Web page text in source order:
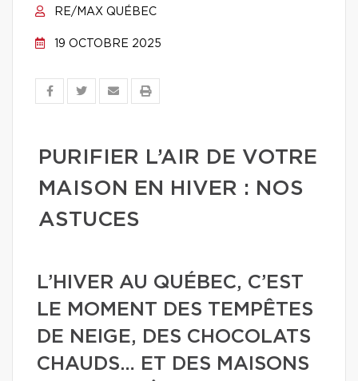
RE/MAX QUÉBEC
19 OCTOBRE 2025
PURIFIER L’AIR DE VOTRE
MAISON EN HIVER : NOS
ASTUCES
L’HIVER AU QUÉBEC, C’EST
LE MOMENT DES TEMPÊTES
DE NEIGE, DES CHOCOLATS
CHAUDS… ET DES MAISONS